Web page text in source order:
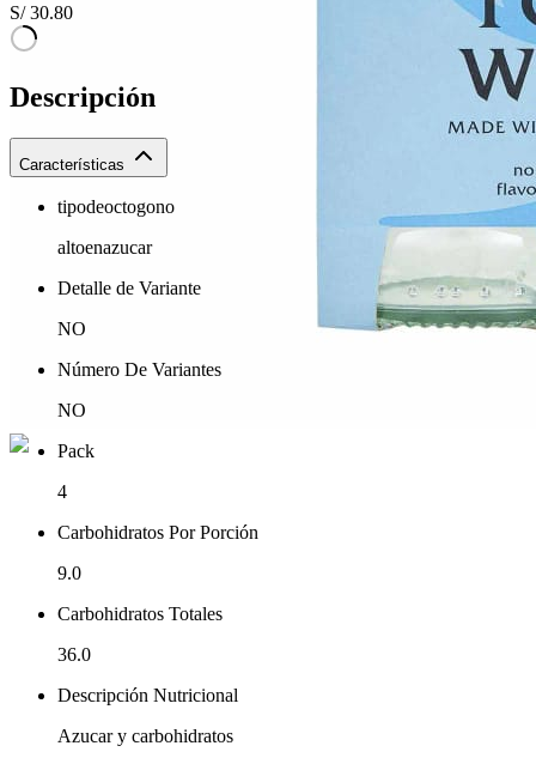
S/30.80
Descripción
Características
tipodeoctogono
altoenazucar
Detalle de Variante
NO
Número De Variantes
NO
Pack
4
Carbohidratos Por Porción
9.0
Carbohidratos Totales
36.0
Descripción Nutricional
Azucar y carbohidratos